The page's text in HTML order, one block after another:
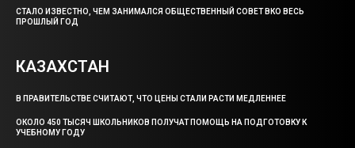
СТАЛО ИЗВЕСТНО, ЧЕМ ЗАНИМАЛСЯ ОБЩЕСТВЕННЫЙ СОВЕТ ВКО ВЕСЬ
ПРОШЛЫЙ ГОД
КАЗАХСТАН
В ПРАВИТЕЛЬСТВЕ СЧИТАЮТ, ЧТО ЦЕНЫ СТАЛИ РАСТИ МЕДЛЕННЕЕ
ОКОЛО 450 ТЫСЯЧ ШКОЛЬНИКОВ ПОЛУЧАТ ПОМОЩЬ НА ПОДГОТОВКУ К
УЧЕБНОМУ ГОДУ